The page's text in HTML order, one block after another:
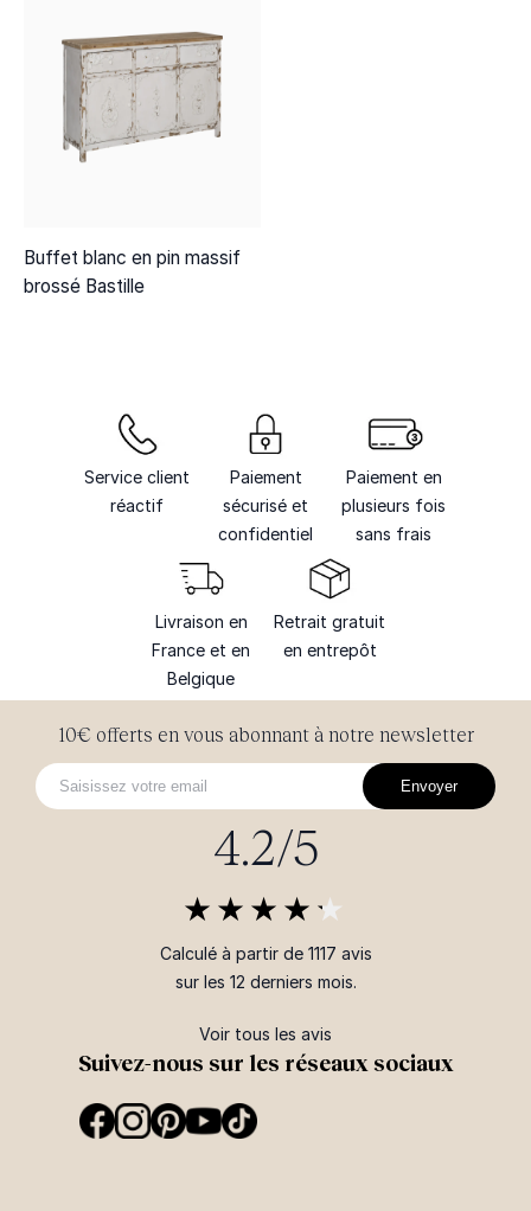
Buffet blanc en pin massif
brossé Bastille
Service client
réactif
Paiement
sécurisé et
confidentiel
Paiement en
plusieurs fois
sans frais
Livraison en
France et en
Belgique
Retrait gratuit
en entrepôt
Suivez-nous sur les réseaux sociaux
10€ offerts en vous abonnant à notre newsletter
Envoyer
4.2/5
Calculé à partir de 1117 avis
sur les 12 derniers mois.
Voir tous les avis